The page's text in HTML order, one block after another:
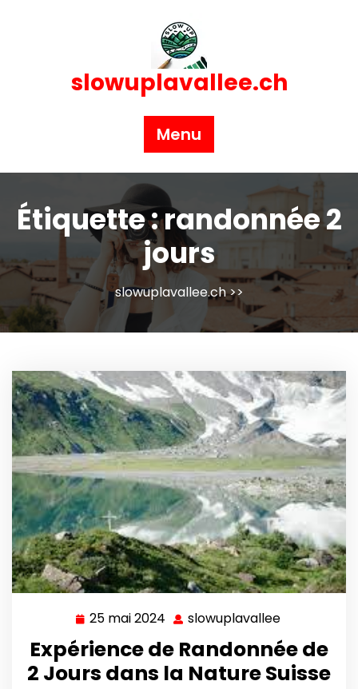
slowuplavallee.ch
Menu
Étiquette :randonnée 2
jours
slowuplavallee.ch>>
25 mai 2024 25
mai
2024
slowuplavallee
Expérience de Randonnée de
2 Jours dans la Nature Suisse